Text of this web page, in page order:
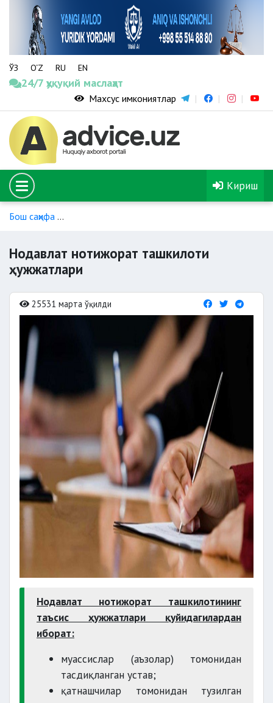
ЎЗ O‘Z RU EN
24/7 ҳуқуқий маслаҳат
Махсус имкониятлар
Кириш
Бош саҳифа
Нодавлат нотижорат ташкилоти
ҳужжатлари
25531 марта ўқилди
Нодавлат нотижорат ташкилотининг
таъсис ҳужжатлари қуйидагилардан
иборат:
муассислар (аъзолар) томонидан
тасдиқланган устав;
қатнашчилар томонидан тузилган